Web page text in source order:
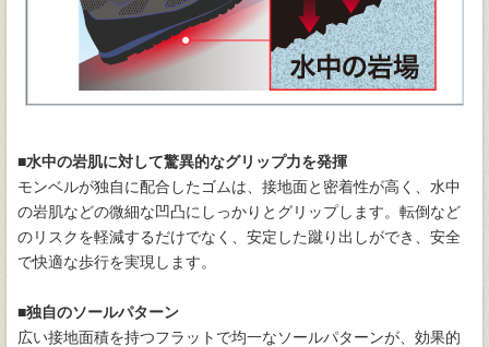
■水中の岩肌に対して驚異的なグリップ力を発揮
モンベルが独自に配合したゴムは、接地面と密着性が高く、水中
の岩肌などの微細な凹凸にしっかりとグリップします。転倒など
のリスクを軽減するだけでなく、安定した蹴り出しができ、安全
で快適な歩行を実現します。
■独自のソールパターン
広い接地面積を持つフラットで均一なソールパターンが、効果的